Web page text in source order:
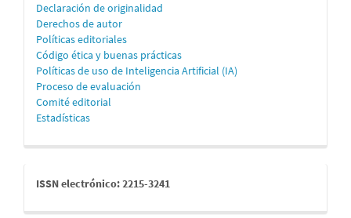
Declaración de originalidad
Derechos de autor
Políticas editoriales
Código ética y buenas prácticas
Políticas de uso de Inteligencia Artificial (IA)
Proceso de evaluación
Comité editorial
Estadísticas
issn
ISSN electrónico: 2215-3241